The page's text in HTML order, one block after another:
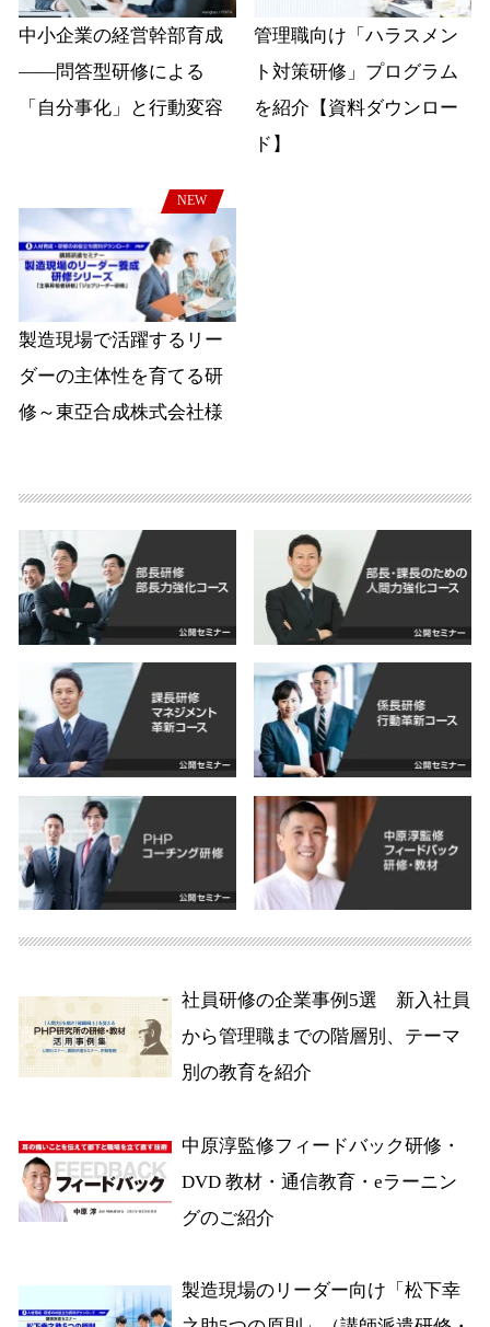
中小企業の経営幹部育成
――問答型研修による
「自分事化」と行動変容
管理職向け「ハラスメン
ト対策研修」プログラム
を紹介【資料ダウンロー
ド】
NEW
製造現場で活躍するリー
ダーの主体性を育てる研
修～東亞合成株式会社様
社員研修の企業事例5選 新入社員
から管理職までの階層別、テーマ
別の教育を紹介
中原淳監修フィードバック研修・
DVD 教材・通信教育・eラーニン
グのご紹介
製造現場のリーダー向け「松下幸